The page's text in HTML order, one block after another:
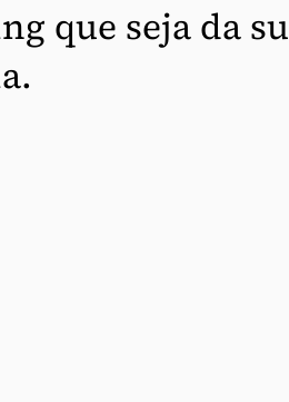
que seja da